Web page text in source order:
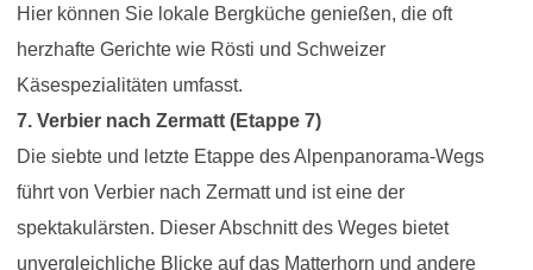
Hier können Sie lokale Bergküche genießen, die oft
herzhafte Gerichte wie Rösti und Schweizer
Käsespezialitäten umfasst.
7. Verbier nach Zermatt (Etappe 7)
Die siebte und letzte Etappe des Alpenpanorama-Wegs
führt von Verbier nach Zermatt und ist eine der
spektakulärsten. Dieser Abschnitt des Weges bietet
unvergleichliche Blicke auf das Matterhorn und andere